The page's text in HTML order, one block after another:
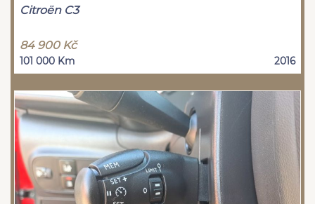
Citroën C3
84 900 Kč
101 000 Km 2016